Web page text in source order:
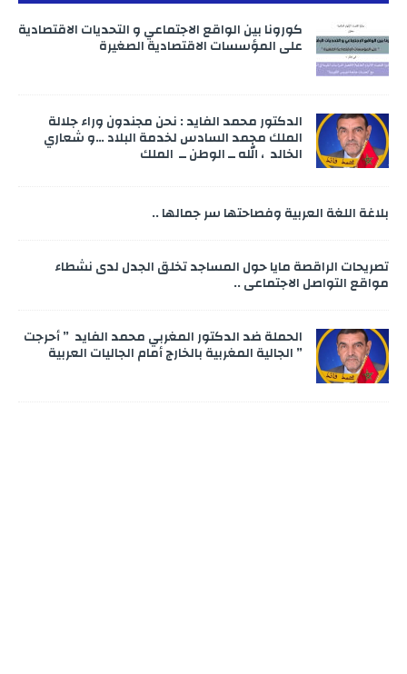
كورونا بين الواقع الاجتماعي و التحديات الاقتصادية
على المؤسسات الاقتصادية الصغيرة
الدكتور محمد الفايد : نحن مجندون وراء جلالة
الملك محمد السادس لخدمة البلاد …و شعاري
الخالد ، الله ــ الوطن ــ الملك
بلاغة اللغة العربية وفصاحتها سر جمالها ..
تصريحات الراقصة مايا حول المساجد تخلق الجدل لدى نشطاء
مواقع التواصل الاجتماعي ..
الحملة ضد الدكتور المغربي محمد الفايد ” أحرجت
” الجالية المغربية بالخارج أمام الجاليات العربية